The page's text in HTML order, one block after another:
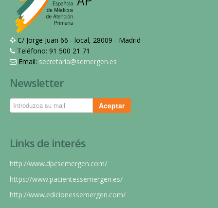
C/ Jorge Juan 66 - local, 28009 - Madrid
Teléfono: 91 500 21 71
Email: secretaria@semergen.es
Newsletter
Aceptar
Links de interés
http://www.dpcsemergen.com/
https://www.pacientessemergen.es/
http://www.edicionessemergen.com/